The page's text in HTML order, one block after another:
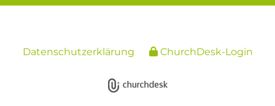
Datenschutzerklärung ChurchDesk-Login